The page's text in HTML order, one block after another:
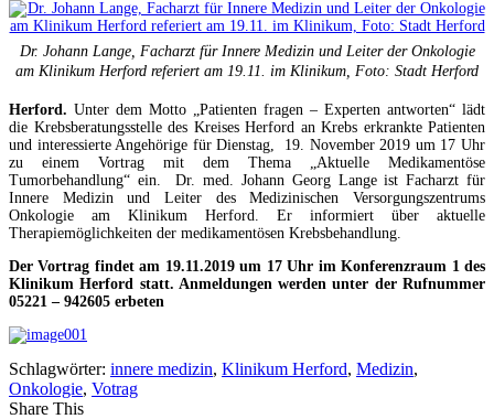
Dr. Johann Lange, Facharzt für Innere Medizin und Leiter der Onkologie
am Klinikum Herford referiert am 19.11. im Klinikum, Foto: Stadt Herford
Herford. Unter dem Motto „Patienten fragen – Experten antworten“ lädt
die Krebsberatungsstelle des Kreises Herford an Krebs erkrankte Patienten
und interessierte Angehörige für Dienstag, 19. November 2019 um 17 Uhr
zu einem Vortrag mit dem Thema „Aktuelle Medikamentöse
Tumorbehandlung“ ein. Dr. med. Johann Georg Lange ist Facharzt für
Innere Medizin und Leiter des Medizinischen Versorgungszentrums
Onkologie am Klinikum Herford. Er informiert über aktuelle
Therapiemöglichkeiten der medikamentösen Krebsbehandlung.
Der Vortrag findet am 19.11.2019 um 17 Uhr im Konferenzraum 1 des
Klinikum Herford statt. Anmeldungen werden unter der Rufnummer
05221 – 942605 erbeten
Schlagwörter: innere medizin, Klinikum Herford, Medizin,
Onkologie, Votrag
Share This